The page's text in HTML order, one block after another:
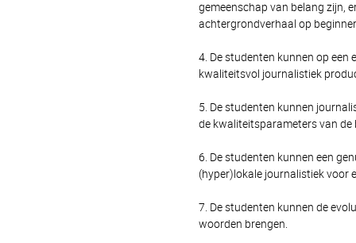
gemeenschap van belang zijn,
achtergrondverhaal op
4. De studenten kunnen op
kwaliteitsvol journalistiek
5. De studenten kunnen
de kwaliteitsparameters van
6. De studenten kunnen een
(hyper)lokale journalistiek voor
7. De studenten kunnen de
woorden brengen.